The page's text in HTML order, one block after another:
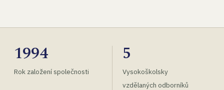
1994
Rok založení společnosti
5
Vysokoškolsky
vzdělaných odborníků